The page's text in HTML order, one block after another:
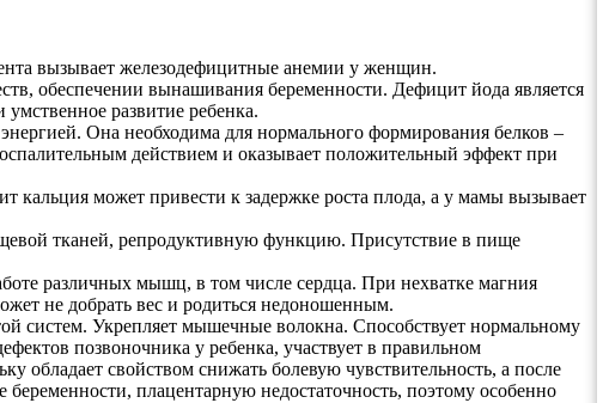
вызывает железодефицитные анемии у женщин.
обеспечении вынашивания беременности. Дефицит йода является
развитие ребенка.
Она необходима для нормального формирования белков –
действием и оказывает положительный эффект при
может привести к задержке роста плода, а у мамы вызывает
тканей, репродуктивную функцию. Присутствие в пище
различных мышц, в том числе сердца. При нехватке магния
не добрать вес и родиться недоношенным.
систем. Укрепляет мышечные волокна. Способствует нормальному
позвоночника у ребенка, участвует в правильном
свойством снижать болевую чувствительность, а после
плацентарную недостаточность, поэтому особенно